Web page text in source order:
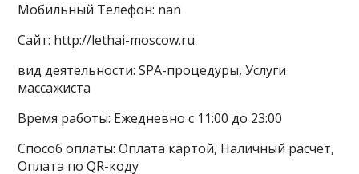
Мобильный Телефон: nan
Сайт: http://lethai-moscow.ru
вид деятельности: SPA-процедуры, Услуги
массажиста
Время работы: Ежедневно с 11:00 до 23:00
Способ оплаты: Оплата картой, Наличный расчёт,
Оплата по QR-коду